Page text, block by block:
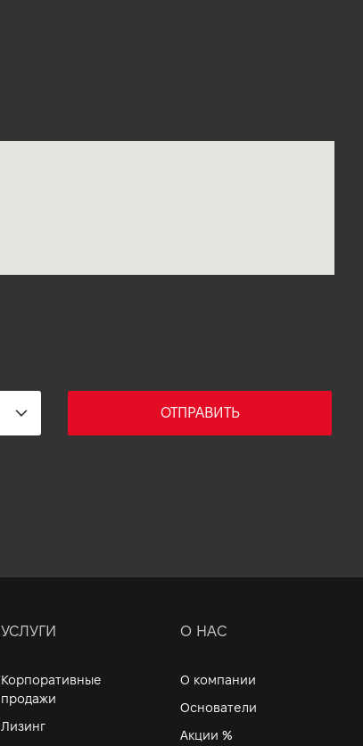
ОТПРАВИТЬ
УСЛУГИ
Корпоративные
продажи
Лизинг
О НАС
О компании
Основатели
Акции %